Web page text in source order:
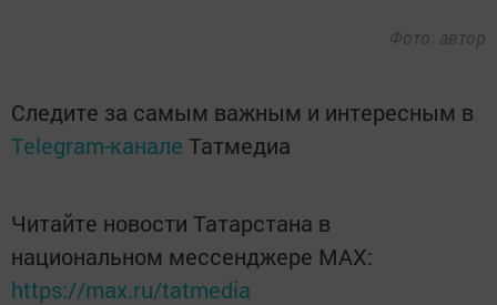
Фото: автор
Следите за самым важным и интересным в
Telegram-канале Татмедиа
Читайте новости Татарстана в
национальном мессенджере MАХ:
https://max.ru/tatmedia